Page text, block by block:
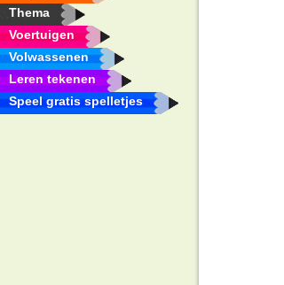
Thema
Voertuigen
Volwassenen
Leren tekenen
Speel gratis spelletjes